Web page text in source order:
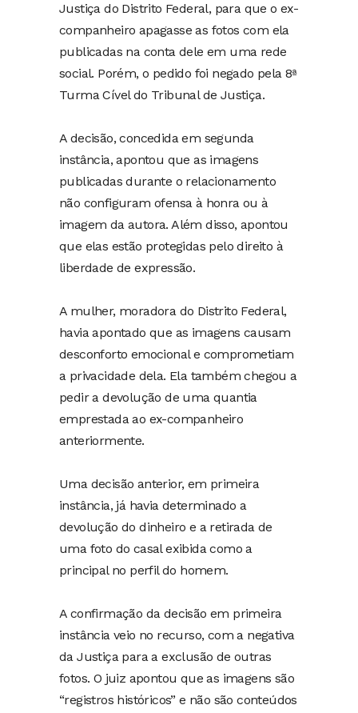
Justiça do Distrito Federal, para que o ex-
companheiro apagasse as fotos com ela
publicadas na conta dele em uma rede
social. Porém, o pedido foi negado pela 8ª
Turma Cível do Tribunal de Justiça.
A decisão, concedida em segunda
instância, apontou que as imagens
publicadas durante o relacionamento
não configuram ofensa à honra ou à
imagem da autora. Além disso, apontou
que elas estão protegidas pelo direito à
liberdade de expressão.
A mulher, moradora do Distrito Federal,
havia apontado que as imagens causam
desconforto emocional e comprometiam
a privacidade dela. Ela também chegou a
pedir a devolução de uma quantia
emprestada ao ex-companheiro
anteriormente.
Uma decisão anterior, em primeira
instância, já havia determinado a
devolução do dinheiro e a retirada de
uma foto do casal exibida como a
principal no perfil do homem.
A confirmação da decisão em primeira
instância veio no recurso, com a negativa
da Justiça para a exclusão de outras
fotos. O juiz apontou que as imagens são
“registros históricos” e não são conteúdos